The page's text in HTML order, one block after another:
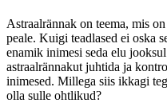
Astraalrännak on teema, mis
peale. Kuigi teadlased ei oska
enamik inimesi seda elu
astraalrännakut juhtida ja
inimesed. Millega siis ikkagi
olla sulle ohtlikud?